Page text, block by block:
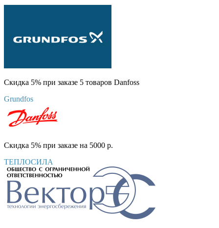
Скидка 5% при заказе 5 товаров Danfoss
Grundfos
Скидка 5% при заказе на 5000 р.
ТЕПЛОСИЛА